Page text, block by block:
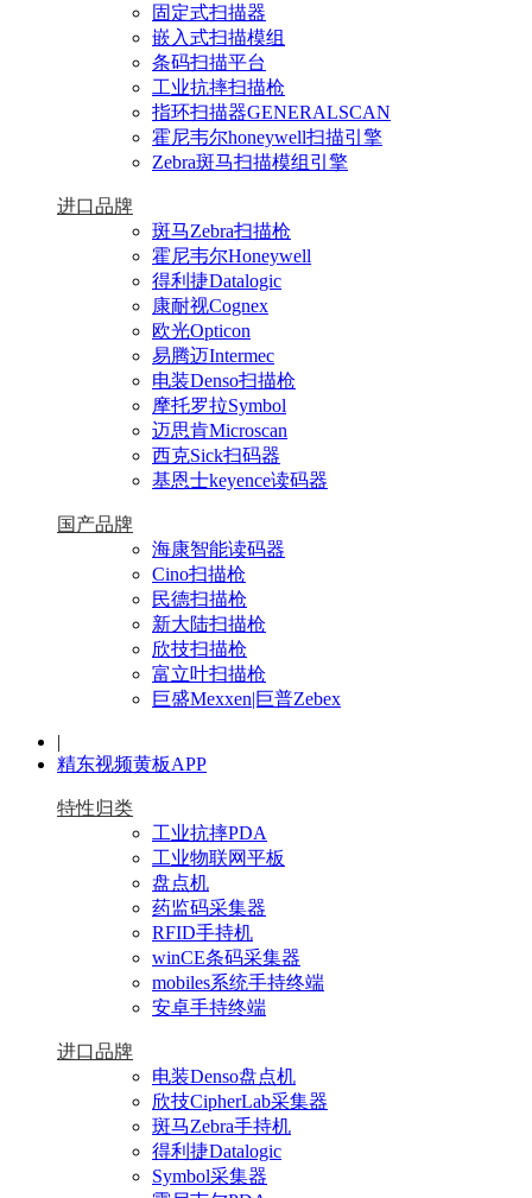
固定式扫描器
嵌入式扫描模组
条码扫描平台
工业抗摔扫描枪
指环扫描器GENERALSCAN
霍尼韦尔honeywell扫描引擎
Zebra斑马扫描模组引擎
进口品牌
斑马Zebra扫描枪
霍尼韦尔Honeywell
得利捷Datalogic
康耐视Cognex
欧光Opticon
易腾迈Intermec
电装Denso扫描枪
摩托罗拉Symbol
迈思肯Microscan
西克Sick扫码器
基恩士keyence读码器
国产品牌
海康智能读码器
Cino扫描枪
民德扫描枪
新大陆扫描枪
欣技扫描枪
富立叶扫描枪
巨盛Mexxen|巨普Zebex
|
精东视频黄板APP
特性归类
工业抗摔PDA
工业物联网平板
盘点机
药监码采集器
RFID手持机
winCE条码采集器
mobiles系统手持终端
安卓手持终端
进口品牌
电装Denso盘点机
欣技CipherLab采集器
斑马Zebra手持机
得利捷Datalogic
Symbol采集器